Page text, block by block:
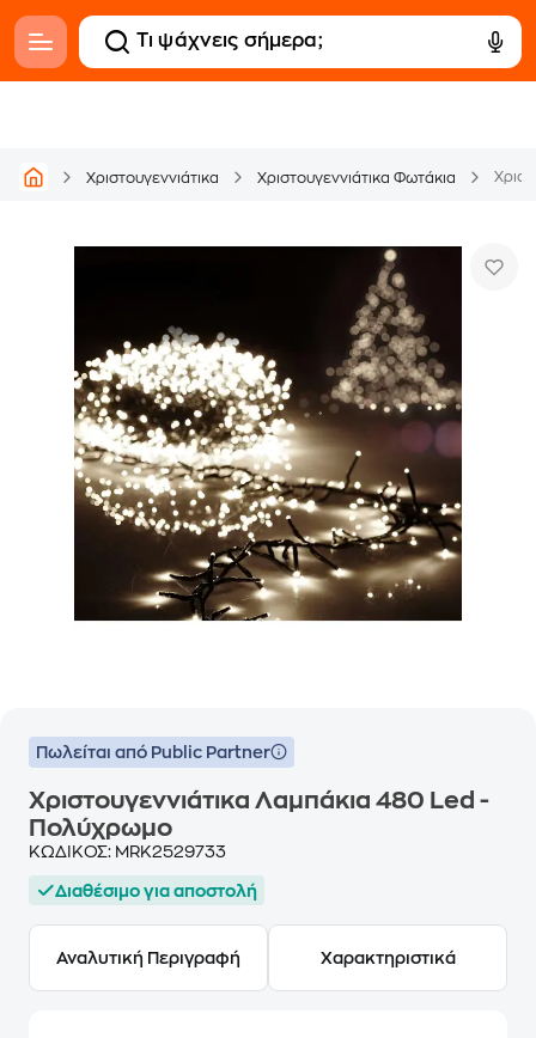
Χριστουγεννιάτικα Χριστουγεννιάτικα Φωτάκια
Πωλείται από Public Partner
Χριστουγεννιάτικα Λαμπάκια 480 Led -
Πολύχρωμο
ΚΩΔΙΚΟΣ: MRK2529733
Διαθέσιμο για αποστολή
Αναλυτική Περιγραφή Χαρακτηριστικά